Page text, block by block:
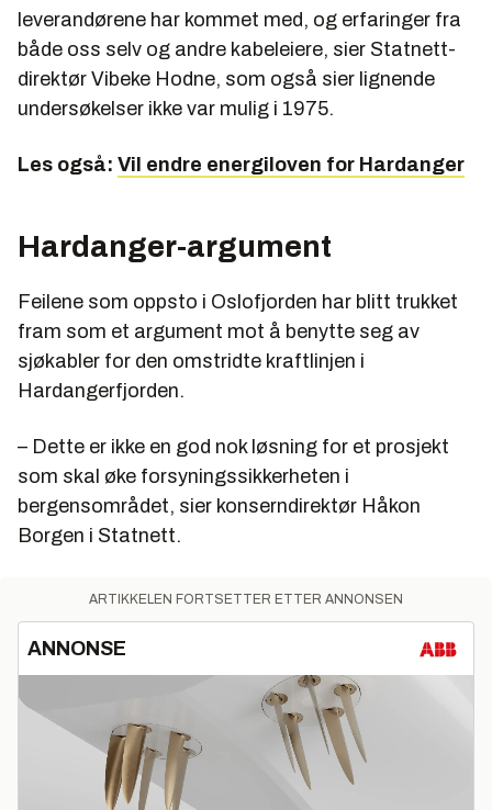
leverandørene har kommet med, og erfaringer fra
både oss selv og andre kabeleiere, sier Statnett-
direktør Vibeke Hodne, som også sier lignende
undersøkelser ikke var mulig i 1975.
Les også: Vil endre energiloven for Hardanger
Hardanger-argument
Feilene som oppsto i Oslofjorden har blitt trukket
fram som et argument mot å benytte seg av
sjøkabler for den omstridte kraftlinjen i
Hardangerfjorden.
– Dette er ikke en god nok løsning for et prosjekt
som skal øke forsyningssikkerheten i
bergensområdet, sier konserndirektør Håkon
Borgen i Statnett.
ARTIKKELEN FORTSETTER ETTER ANNONSEN
ANNONSE